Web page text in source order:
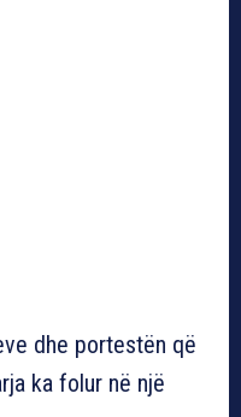
dhe portestën që
ka folur në një